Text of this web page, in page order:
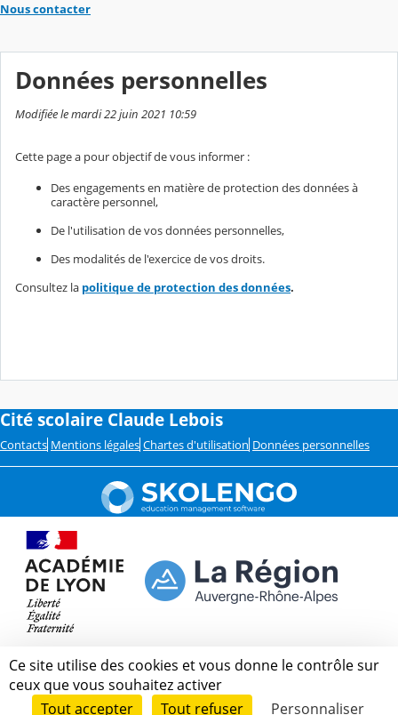
Nous contacter
Données personnelles
Modifiée le mardi 22 juin 2021 10:59
Cette page a pour objectif de vous informer :
Des engagements en matière de protection des données à
caractère personnel,
De l'utilisation de vos données personnelles,
Des modalités de l'exercice de vos droits.
Consultez la politique de protection des données.
Cité scolaire Claude Lebois
Contacts Mentions légales Chartes d'utilisation Données personnelles
Ce site utilise des cookies et vous donne le contrôle sur
ceux que vous souhaitez activer
Tout accepter
Tout refuser Personnaliser